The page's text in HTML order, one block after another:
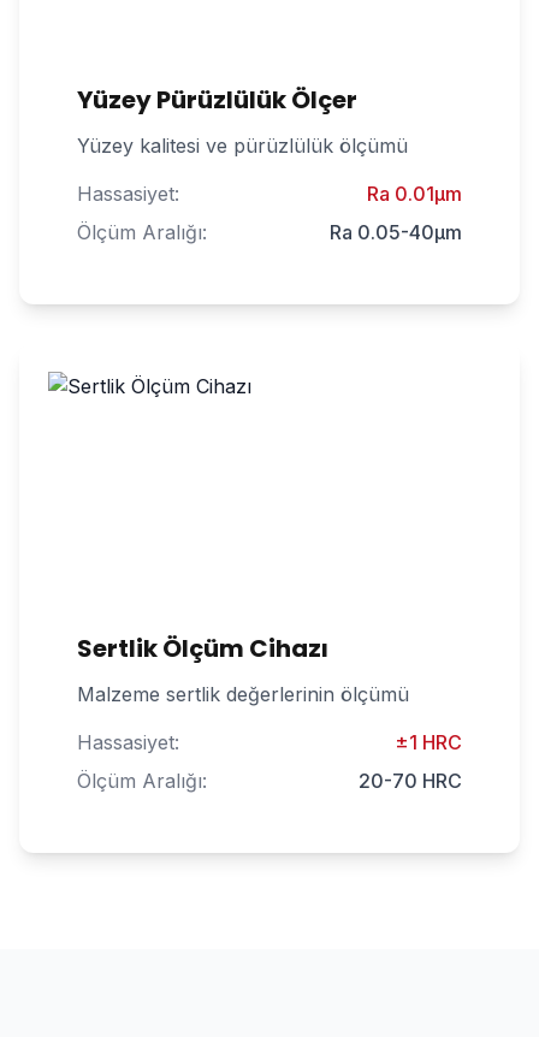
Yüzey Pürüzlülük Ölçer
Yüzey kalitesi ve pürüzlülük ölçümü
Hassasiyet:
Ra 0.01μm
Ölçüm Aralığı:
Ra 0.05-40μm
Sertlik Ölçüm Cihazı
Malzeme sertlik değerlerinin ölçümü
Hassasiyet:
±1 HRC
Ölçüm Aralığı:
20-70 HRC